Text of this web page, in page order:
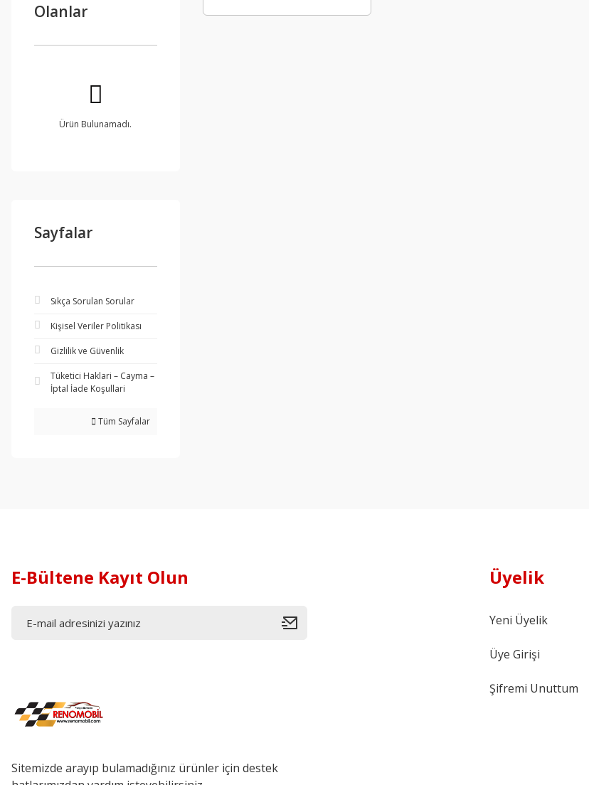
Olanlar
Ürün Bulunamadı.
Sayfalar
Sıkça Sorulan Sorular
Kişisel Veriler Politikası
Gizlilik ve Güvenlik
Tüketici Haklari – Cayma –
İptal İade Koşullari
Tüm Sayfalar
E-Bültene Kayıt Olun
Sitemizde arayıp bulamadığınız ürünler için destek
Üyelik
Yeni Üyelik
Üye Girişi
Şifremi Unuttum